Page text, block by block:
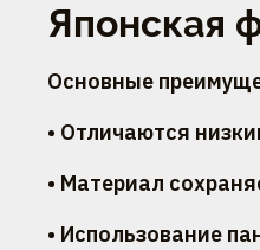
Японская
Основные
• Отличаются
• Материал
• Использование